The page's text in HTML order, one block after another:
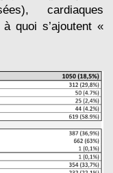
cardiaques
quoi s’ajoutent «